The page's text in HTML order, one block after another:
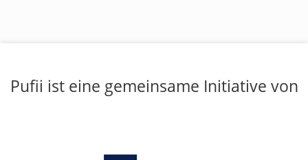
Pufii ist eine gemeinsame Initiative von